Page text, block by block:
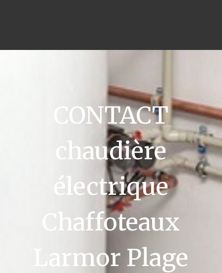
CONTACT
chaudière
électrique
Chaffoteaux
Larmor Plage